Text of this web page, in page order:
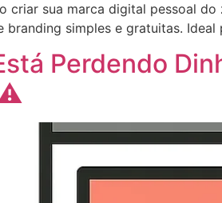
criar sua marca digital pessoal
branding simples e gratuitas.
Perdendo
⚠️